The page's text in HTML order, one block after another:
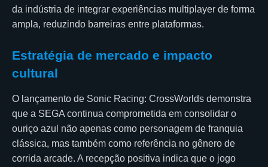
da indústria de integrar experiências multiplayer de forma
ampla, reduzindo barreiras entre plataformas.
Estratégia de mercado e impacto
cultural
O lançamento de Sonic Racing: CrossWorlds demonstra
que a SEGA continua comprometida em consolidar o
ouriço azul não apenas como personagem de franquia
clássica, mas também como referência no gênero de
corrida arcade. A recepção positiva indica que o jogo